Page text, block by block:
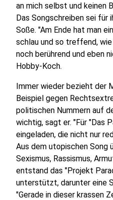
an mich selbst und keinen
Das Songschreiben sei für
Soße. "Am Ende hat man
schlau und so treffend,
noch berührend und eben
Hobby-Koch.
Immer wieder bezieht der
Beispiel gegen
politischen Nummern auf
wichtig, sagt er. "Für "Das
eingeladen, die nicht nur
Aus dem utopischen Song
Sexismus, Rassismus,
entstand das "Projekt
unterstützt, darunter eine
"Gerade in dieser krassen